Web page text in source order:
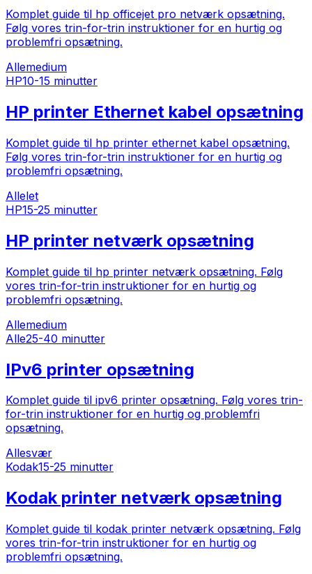
Komplet guide til hp officejet pro netværk opsætning.
Følg vores trin-for-trin instruktioner for en hurtig og
problemfri opsætning.
Allemedium
HP10-15 minutter
HP printer Ethernet kabel opsætning
Komplet guide til hp printer ethernet kabel opsætning.
Følg vores trin-for-trin instruktioner for en hurtig og
problemfri opsætning.
Allelet
HP15-25 minutter
HP printer netværk opsætning
Komplet guide til hp printer netværk opsætning. Følg
vores trin-for-trin instruktioner for en hurtig og
problemfri opsætning.
Allemedium
Alle25-40 minutter
IPv6 printer opsætning
Komplet guide til ipv6 printer opsætning. Følg vores trin-
for-trin instruktioner for en hurtig og problemfri
opsætning.
Allesvær
Kodak15-25 minutter
Kodak printer netværk opsætning
Komplet guide til kodak printer netværk opsætning. Følg
vores trin-for-trin instruktioner for en hurtig og
problemfri opsætning.